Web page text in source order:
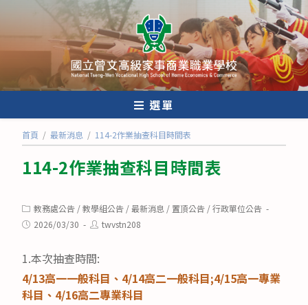
內
選單
首頁 / 最新消息 / 114-2作業抽查科目時間表
114-2作業抽查科目時間表
Post
category:
教務處公告 /教學組公告 /最新消息 / 置頂公告 /行政單位公告
Post2026/03/30
Posttwvstn208
1.本次抽查時間:
4/13高一一般科目、4/14高二一般科目;4/15高一專業
科目、4/16高二專業科目